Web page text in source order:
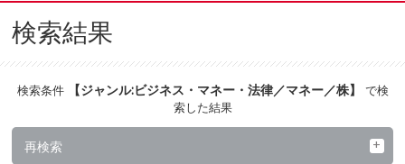
検索結果
検索条件【ジャンル:ビジネス・マネー・法律／マネー／株】 で検
索した結果
再検索